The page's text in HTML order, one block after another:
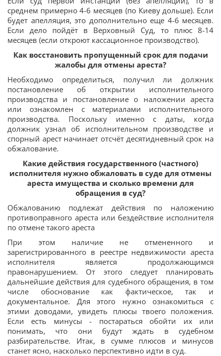
среднем примерно 4-6 месяцев (по Киеву дольше). Если
будет апелляция, это дополнительно еще 4-6 месяцев.
Если дело пойдёт в Верховный Суд, то плюс 8-14
месяцев (если откроют кассационное производство).
Как восстановить пропущенный срок для подачи
жалобы для отмены ареста?
Необходимо определиться, получил ли должник
постановление об открытии исполнительного
производства и постановление о наложении ареста
или ознакомлен с материалами исполнительного
производства. Поскольку именно с даты, когда
должник узнал об исполнительном производстве и
спорный арест начинает отсчёт десятидневный срок на
обжалование.
Какие действия государственного (частного)
исполнителя нужно обжаловать в суде для отмены
ареста имущества и сколько времени для
обращения в суд?
Обжалованию подлежат действия по наложению
противоправного ареста или бездействие исполнителя
по отмене такого ареста
При этом наличие не отмененного и
зарегистрированного в реестре недвижимости ареста
исполнителя является продолжающимся
правонарушением. От этого следует планировать
дальнейшие действия для судебного обращения, в том
числе обоснование как фактическое, так и
документальное. Для этого нужно ознакомиться с
этими доводами, увидеть плюсы твоего положения.
Если есть минусы - постараться обойти их или
понимать, что они будут ждать в судебном
разбирательстве. Итак, в сумме плюсов и минусов
станет ясно, насколько перспективно идти в суд.